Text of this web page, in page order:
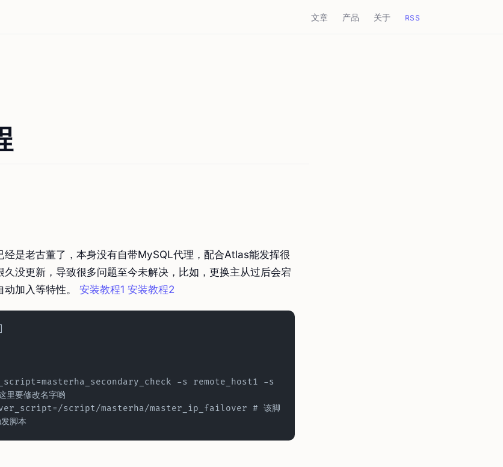
文章 产品 关于 RSS
经是老古董了，本身没有自带MySQL代理，配合Atlas能发挥很
久没更新，导致很多问题至今未解决，比如，更换主从过后会宕
加入等特性。 安装教程1 安装教程2
-s remote_host1 -s
要修改名字哟
script/masterha/master_ip_failover # 该脚
脚本